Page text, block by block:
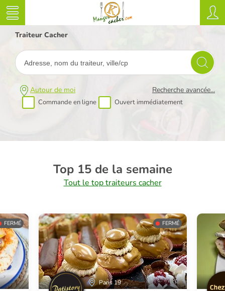
Traiteur Cacher
Autour de moi
Commande en ligne Ouvert immédiatement
Recherche avancée...
Top 15 de la semaine
Tout le top traiteurs cacher
FERMÉ FERMÉ
Paris 19